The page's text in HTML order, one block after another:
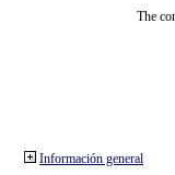
The
Información general